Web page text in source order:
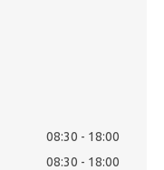
08:30
18:00
08:30
18:00